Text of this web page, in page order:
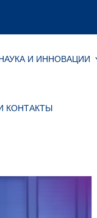
И ИННОВАЦИИ
КОНТАКТЫ